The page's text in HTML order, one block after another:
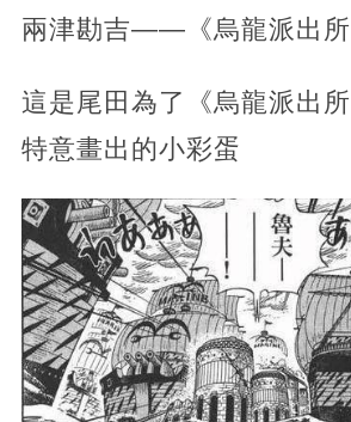
兩津勘吉——《烏龍派出所
這是尾田為了《烏龍派出
特意畫出的小彩蛋